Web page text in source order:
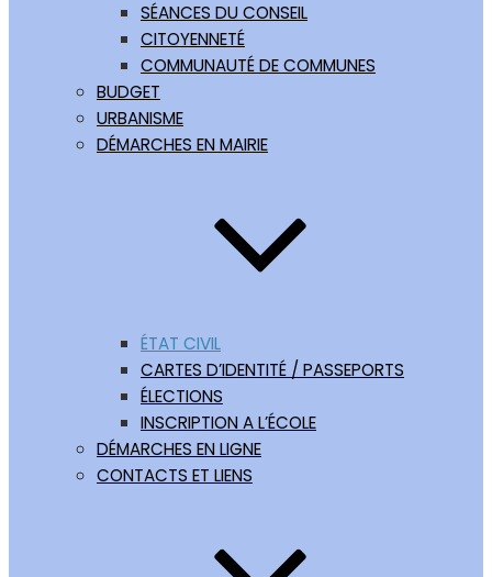
SÉANCES DU CONSEIL
CITOYENNETÉ
COMMUNAUTÉ DE COMMUNES
BUDGET
URBANISME
DÉMARCHES EN MAIRIE
ÉTAT CIVIL
CARTES D’IDENTITÉ / PASSEPORTS
ÉLECTIONS
INSCRIPTION A L’ÉCOLE
DÉMARCHES EN LIGNE
CONTACTS ET LIENS